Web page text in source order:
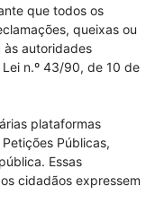
que todos os
queixas ou
às autoridades
n.º 43/90, de 10 de
plataformas
Públicas,
Essas
cidadãos expressem